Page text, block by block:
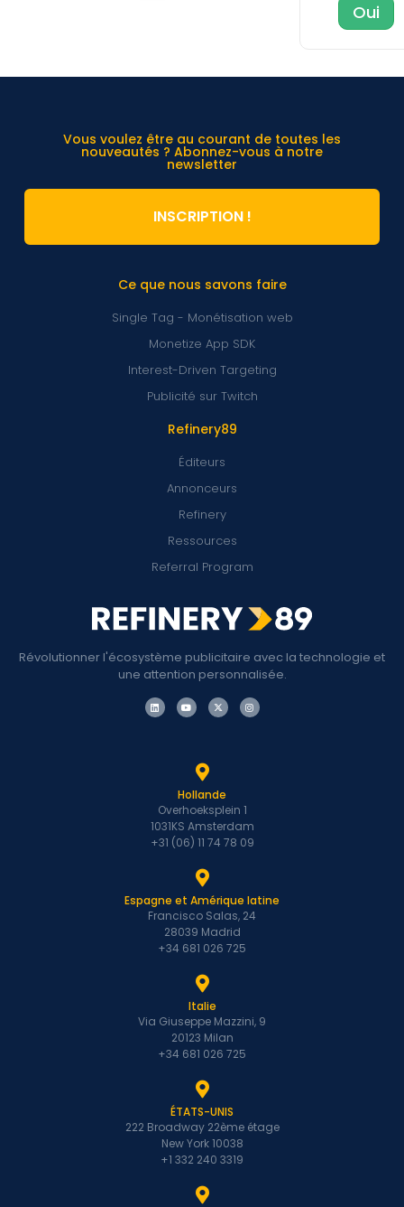
Oui
Révolutionner l'écosystème publicitaire avec la technologie et
une attention personnalisée.
Refinery89
Éditeurs
Annonceurs
Refinery
Ressources
Referral Program
Ce que nous savons faire
Single Tag - Monétisation web
Monetize App SDK
Interest-Driven Targeting
Publicité sur Twitch
Vous voulez être au courant de toutes les
nouveautés ? Abonnez-vous à notre
newsletter
INSCRIPTION !
Hollande
Overhoeksplein 1
1031KS Amsterdam
+31 (06) 11 74 78 09
Espagne et Amérique latine
Francisco Salas, 24
28039 Madrid
+34 681 026 725
Italie
Via Giuseppe Mazzini, 9
20123 Milan
+34 681 026 725
ÉTATS-UNIS
222 Broadway 22ème étage
New York 10038
+1 332 240 3319